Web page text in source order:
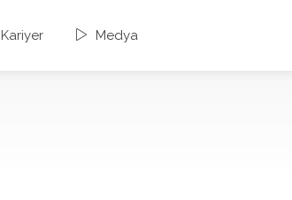
Kariyer Medya